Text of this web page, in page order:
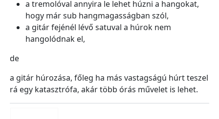
a tremolóval annyira le lehet húzni a hangokat,
hogy már sub hangmagasságban szól,
a gitár fejénél lévő satuval a húrok nem
hangolódnak el,
de
a gitár húrozása, főleg ha más vastagságú húrt teszel
rá egy katasztrófa, akár több órás művelet is lehet.